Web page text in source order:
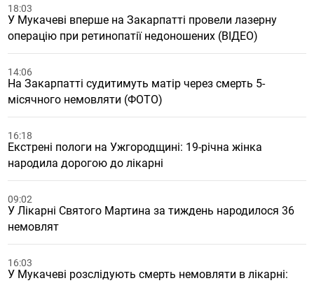
18:03
У Мукачеві вперше на Закарпатті провели лазерну
операцію при ретинопатії недоношених (ВІДЕО)
14:06
На Закарпатті судитимуть матір через смерть 5-
місячного немовляти (ФОТО)
16:18
Екстрені пологи на Ужгородщині: 19-річна жінка
народила дорогою до лікарні
09:02
У Лікарні Святого Мартина за тиждень народилося 36
немовлят
16:03
У Мукачеві розслідують смерть немовляти в лікарні: